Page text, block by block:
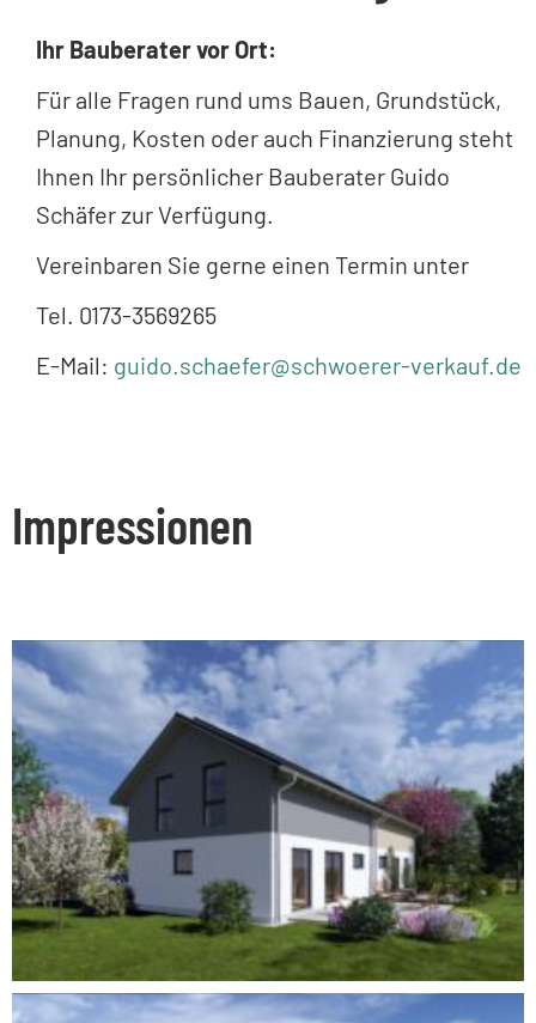
Ihr Bauberater vor Ort:
Für alle Fragen rund ums Bauen, Grundstück,
Planung, Kosten oder auch Finanzierung steht
Ihnen Ihr persönlicher Bauberater Guido
Schäfer zur Verfügung.
Vereinbaren Sie gerne einen Termin unter
Tel. 0173-3569265
E-Mail: guido.schaefer@schwoerer-verkauf.de
Impressionen